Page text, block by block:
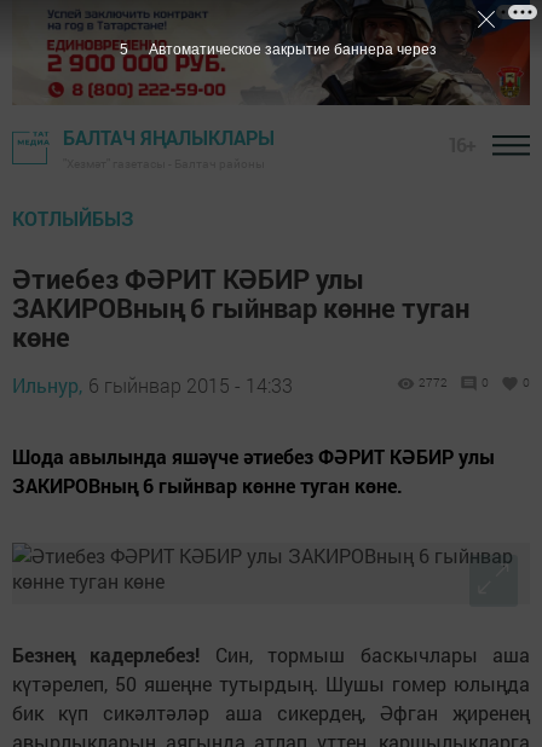
БАЛТАЧ ЯҢАЛЫКЛАРЫ
КОТЛЫЙБЫЗ
Әтиебез ФӘРИТ КӘБИР улы
ЗАКИРОВның 6 гыйнвар көнне туган
көне
Ильнур, 6 гыйнвар 2015 - 14:33 2772 0 0
Шода авылында яшәүче әтиебез ФӘРИТ КӘБИР улы
ЗАКИРОВның 6 гыйнвар көнне туган көне.
Безнең кадерлебез! Син, тормыш баскычлары аша
күтәрелеп, 50 яшеңне тутырдың. Шушы гомер юлыңда
бик күп сикәлтәләр аша сикердең, Әфган җиренең
5 Автоматическое закрытие баннера через